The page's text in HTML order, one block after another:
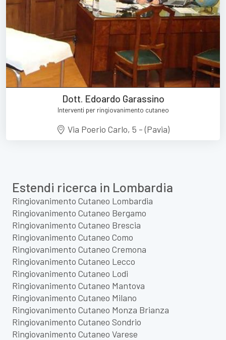
Dott. Edoardo Garassino
Interventi per ringiovanimento cutaneo
Via Poerio Carlo, 5 - (Pavia)
Estendi ricerca in Lombardia
Ringiovanimento Cutaneo Lombardia
Ringiovanimento Cutaneo Bergamo
Ringiovanimento Cutaneo Brescia
Ringiovanimento Cutaneo Como
Ringiovanimento Cutaneo Cremona
Ringiovanimento Cutaneo Lecco
Ringiovanimento Cutaneo Lodi
Ringiovanimento Cutaneo Mantova
Ringiovanimento Cutaneo Milano
Ringiovanimento Cutaneo Monza Brianza
Ringiovanimento Cutaneo Sondrio
Ringiovanimento Cutaneo Varese